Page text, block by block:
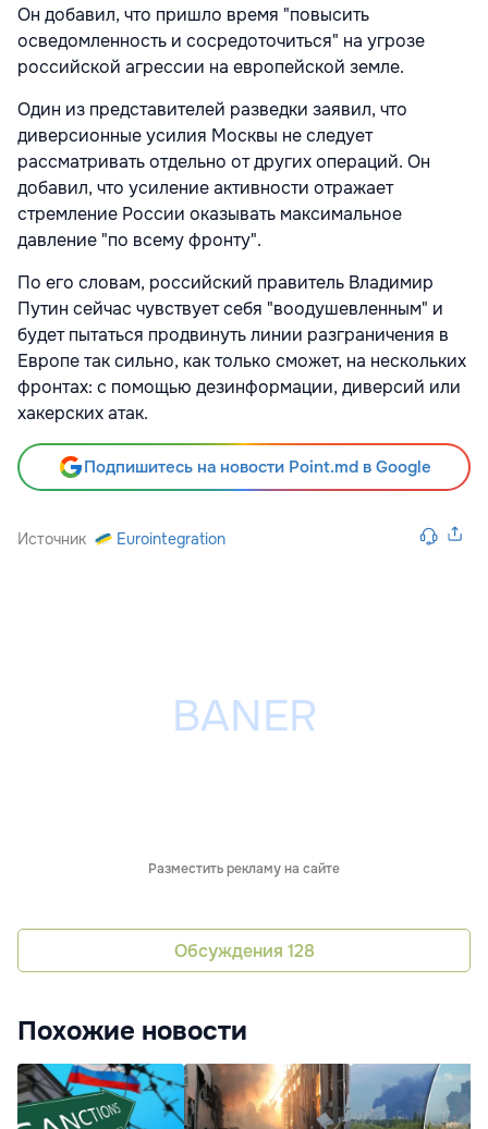
Он добавил, что пришло время "повысить
осведомленность и сосредоточиться" на угрозе
российской агрессии на европейской земле.
Один из представителей разведки заявил, что
диверсионные усилия Москвы не следует
рассматривать отдельно от других операций. Он
добавил, что усиление активности отражает
стремление России оказывать максимальное
давление "по всему фронту".
По его словам, российский правитель Владимир
Путин сейчас чувствует себя "воодушевленным" и
будет пытаться продвинуть линии разграничения в
Европе так сильно, как только сможет, на нескольких
фронтах: с помощью дезинформации, диверсий или
хакерских атак.
Подпишитесь на новости Point.md в Google
Источник Eurointegration
Разместить рекламу на сайте
Обсуждения 128
Похожие новости